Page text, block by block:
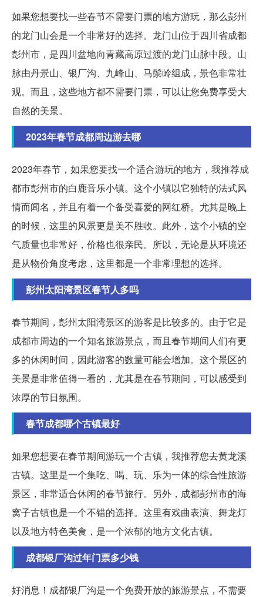
如果您想要找一些春节不需要门票的地方游玩，那么彭州
的龙门山会是一个非常好的选择。龙门山位于四川省成都
彭州市，是四川盆地向青藏高原过渡的龙门山脉中段。山
脉由丹景山、银厂沟、九峰山、马鬃岭组成，景色非常壮
观。而且，这些地方都不需要门票，可以让您免费享受大
自然的美景。
2023年春节成都周边游去哪
2023年春节，如果您要找一个适合游玩的地方，我推荐成
都市彭州市的白鹿音乐小镇。这个小镇以它独特的法式风
情而闻名，并且有着一个备受喜爱的网红桥。尤其是晚上
的时候，这里的风景更是美不胜收。此外，这个小镇的空
气质量也非常好，价格也很亲民。所以，无论是从环境还
是从物价角度考虑，这里都是一个非常理想的选择。
彭州太阳湾景区春节人多吗
春节期间，彭州太阳湾景区的游客是比较多的。由于它是
成都市周边的一个知名旅游景点，而且春节期间人们有更
多的休闲时间，因此游客的数量可能会增加。这个景区的
美景是非常值得一看的，尤其是在春节期间，可以感受到
浓厚的节日氛围。
春节成都哪个古镇最好
如果您想要在春节期间游玩一个古镇，我推荐您去黄龙溪
古镇。这里是一个集吃、喝、玩、乐为一体的综合性旅游
景区，非常适合休闲的春节旅行。另外，成都彭州市的海
窝子古镇也是一个不错的选择。这里有戏曲表演、舞龙灯
以及地方特色美食，是一个浓郁的地方文化古镇。
成都银厂沟过年门票多少钱
好消息！成都银厂沟是一个免费开放的旅游景点，不需要